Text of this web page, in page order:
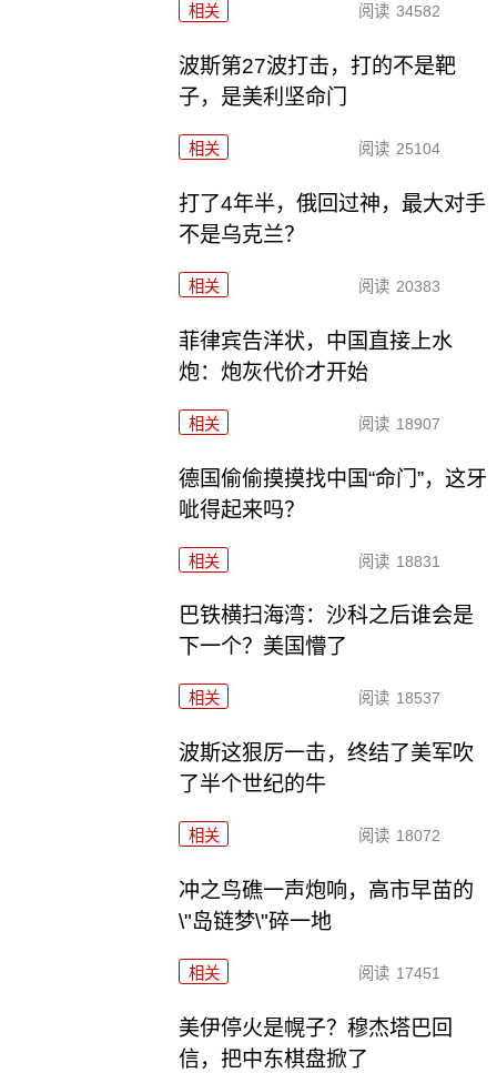
相关 阅读 34582
波斯第27波打击，打的不是靶
子，是美利坚命门
相关 阅读 25104
打了4年半，俄回过神，最大对手
不是乌克兰？
相关 阅读 20383
菲律宾告洋状，中国直接上水
炮：炮灰代价才开始
相关 阅读 18907
德国偷偷摸摸找中国“命门”，这牙
呲得起来吗？
相关 阅读 18831
巴铁横扫海湾：沙科之后谁会是
下一个？美国懵了
相关 阅读 18537
波斯这狠厉一击，终结了美军吹
了半个世纪的牛
相关 阅读 18072
冲之鸟礁一声炮响，高市早苗的
\"岛链梦\"碎一地
相关 阅读 17451
美伊停火是幌子？穆杰塔巴回
信，把中东棋盘掀了